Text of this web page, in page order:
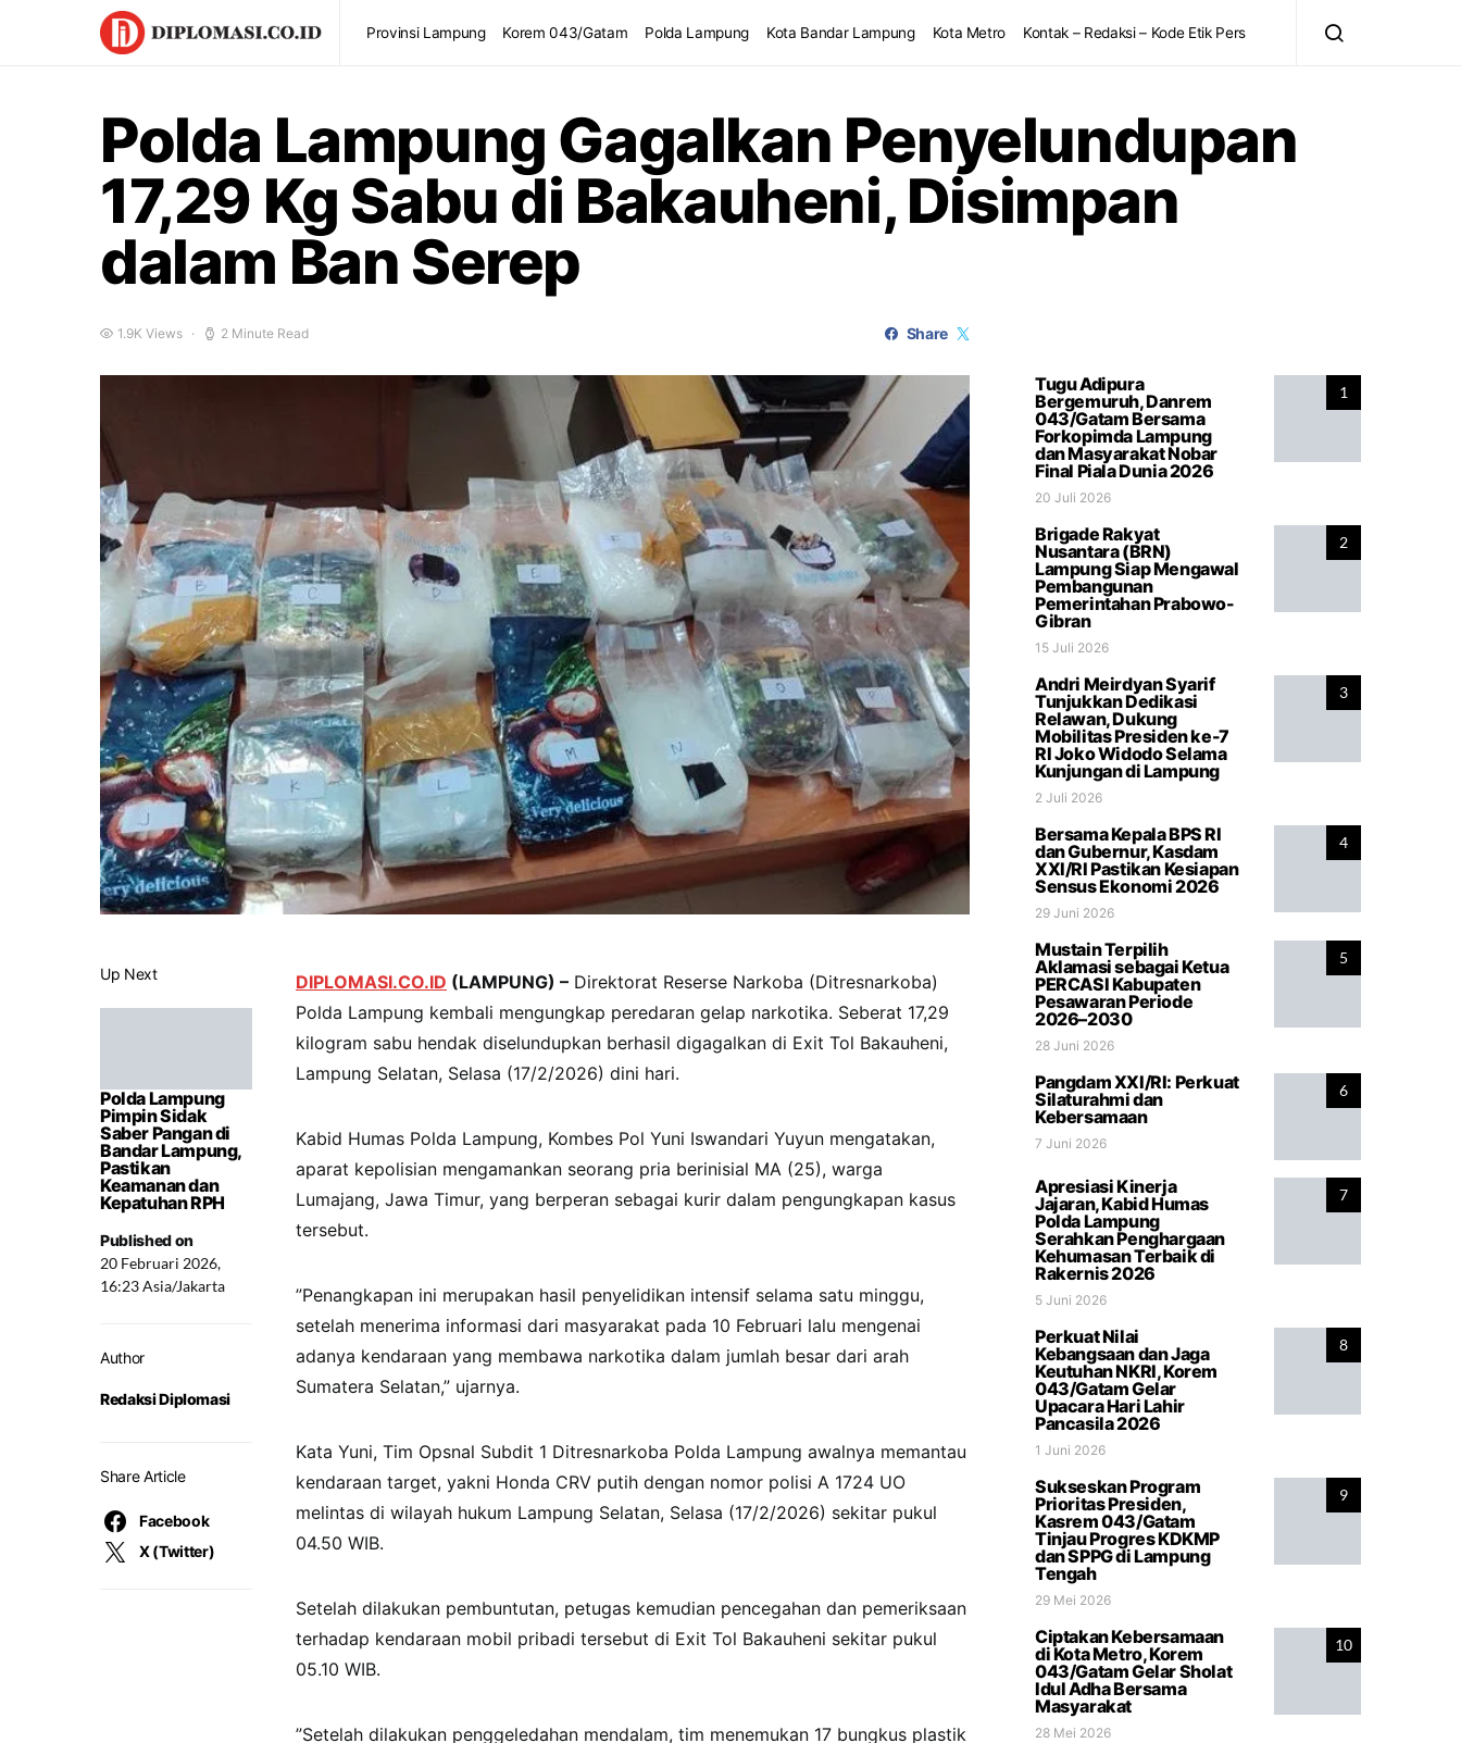
Provinsi Lampung Korem 043/Gatam Polda Lampung Kota Bandar Lampung Kota Metro Kontak – Redaksi – Kode Etik Pers
Polda Lampung Gagalkan Penyelundupan
17,29 Kg Sabu di Bakauheni, Disimpan
dalam Ban Serep
1.9K Views 2 Minute Read Share
Up Next
Polda Lampung
Pimpin Sidak
Saber Pangan di
Bandar Lampung,
Pastikan
Keamanan dan
Kepatuhan RPH
Published on
20 Februari 2026,
16:23 Asia/Jakarta
Author
Redaksi Diplomasi
Share Article
Facebook
X (Twitter)
DIPLOMASI.CO.ID (LAMPUNG) – Direktorat Reserse Narkoba (Ditresnarkoba)
Polda Lampung kembali mengungkap peredaran gelap narkotika. Seberat 17,29
kilogram sabu hendak diselundupkan berhasil digagalkan di Exit Tol Bakauheni,
Lampung Selatan, Selasa (17/2/2026) dini hari.
​Kabid Humas Polda Lampung, Kombes Pol Yuni Iswandari Yuyun mengatakan,
aparat kepolisian mengamankan seorang pria berinisial MA (25), warga
Lumajang, Jawa Timur, yang berperan sebagai kurir dalam pengungkapan kasus
tersebut.
​”Penangkapan ini merupakan hasil penyelidikan intensif selama satu minggu,
setelah menerima informasi dari masyarakat pada 10 Februari lalu mengenai
adanya kendaraan yang membawa narkotika dalam jumlah besar dari arah
Sumatera Selatan,” ujarnya.
​Kata Yuni, Tim Opsnal Subdit 1 Ditresnarkoba Polda Lampung awalnya memantau
kendaraan target, yakni Honda CRV putih dengan nomor polisi A 1724 UO
melintas di wilayah hukum Lampung Selatan, Selasa (17/2/2026) sekitar pukul
04.50 WIB.
Setelah dilakukan pembuntutan, petugas kemudian pencegahan dan pemeriksaan
terhadap kendaraan mobil pribadi tersebut di Exit Tol Bakauheni sekitar pukul
05.10 WIB.
​”Setelah dilakukan penggeledahan mendalam, tim menemukan 17 bungkus plastik
1
Tugu Adipura
Bergemuruh, Danrem
043/Gatam Bersama
Forkopimda Lampung
dan Masyarakat Nobar
Final Piala Dunia 2026
20 Juli 2026
2
Brigade Rakyat
Nusantara (BRN)
Lampung Siap Mengawal
Pembangunan
Pemerintahan Prabowo-
Gibran
15 Juli 2026
3
Andri Meirdyan Syarif
Tunjukkan Dedikasi
Relawan, Dukung
Mobilitas Presiden ke-7
RI Joko Widodo Selama
Kunjungan di Lampung
2 Juli 2026
4
Bersama Kepala BPS RI
dan Gubernur, Kasdam
XXI/RI Pastikan Kesiapan
Sensus Ekonomi 2026
29 Juni 2026
5
Mustain Terpilih
Aklamasi sebagai Ketua
PERCASI Kabupaten
Pesawaran Periode
2026–2030
28 Juni 2026
6
Pangdam XXI/RI: Perkuat
Silaturahmi dan
Kebersamaan
7 Juni 2026
7
Apresiasi Kinerja
Jajaran, Kabid Humas
Polda Lampung
Serahkan Penghargaan
Kehumasan Terbaik di
Rakernis 2026
5 Juni 2026
8
Perkuat Nilai
Kebangsaan dan Jaga
Keutuhan NKRI, Korem
043/Gatam Gelar
Upacara Hari Lahir
Pancasila 2026
1 Juni 2026
9
Sukseskan Program
Prioritas Presiden,
Kasrem 043/Gatam
Tinjau Progres KDKMP
dan SPPG di Lampung
Tengah
29 Mei 2026
10
Ciptakan Kebersamaan
di Kota Metro, Korem
043/Gatam Gelar Sholat
Idul Adha Bersama
Masyarakat
28 Mei 2026